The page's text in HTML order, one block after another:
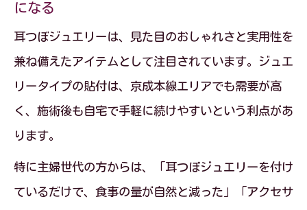
になる
耳つぼジュエリーは、見た目のおしゃれさと実用性を
兼ね備えたアイテムとして注目されています。ジュエ
リータイプの貼付は、京成本線エリアでも需要が高
く、施術後も自宅で手軽に続けやすいという利点があ
ります。
特に主婦世代の方からは、「耳つぼジュエリーを付け
ているだけで、食事の量が自然と減った」「アクセサ